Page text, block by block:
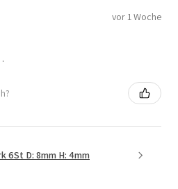
vor 1 Woche
6St D: 8mm H: 4mm